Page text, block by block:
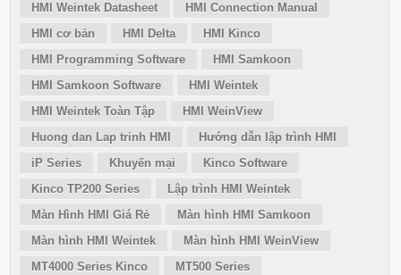
HMI Weintek Datasheet
HMI Connection Manual
HMI cơ bản
HMI Delta
HMI Kinco
HMI Programming Software
HMI Samkoon
HMI Samkoon Software
HMI Weintek
HMI Weintek Toàn Tập
HMI WeinView
Huong dan Lap trinh HMI
Hướng dẫn lập trình HMI
iP Series
Khuyến mại
Kinco Software
Kinco TP200 Series
Lập trình HMI Weintek
Màn Hình HMI Giá Rẻ
Màn hình HMI Samkoon
Màn hình HMI Weintek
Màn hình HMI WeinView
MT4000 Series Kinco
MT500 Series